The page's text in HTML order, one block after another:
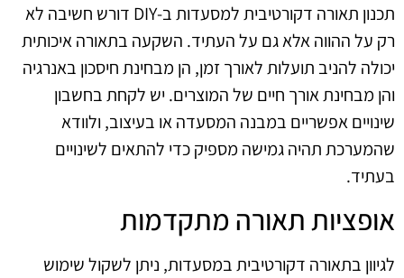
תכנון תאורה דקורטיבית למסעדות ב‑DIY דורש חשיבה לא
רק על ההווה אלא גם על העתיד. השקעה בתאורה איכותית
יכולה להניב תועלות לאורך זמן, הן מבחינת חיסכון באנרגיה
והן מבחינת אורך חיים של המוצרים. יש לקחת בחשבון
שינויים אפשריים במבנה המסעדה או בעיצוב, ולוודא
שהמערכת תהיה גמישה מספיק כדי להתאים לשינויים
בעתיד.
אופציות תאורה מתקדמות
לגיוון בתאורה דקורטיבית במסעדות, ניתן לשקול שימוש